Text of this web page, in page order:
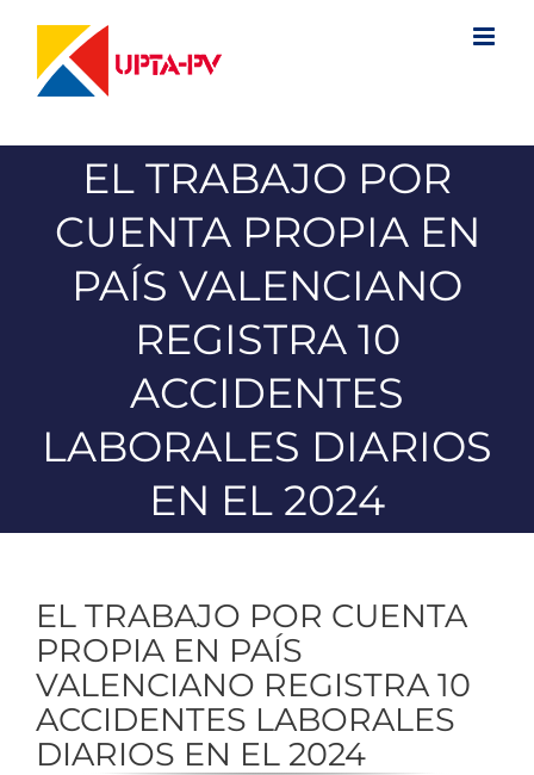
contenido
EL TRABAJO POR
CUENTA PROPIA EN
PAÍS VALENCIANO
REGISTRA 10
ACCIDENTES
LABORALES DIARIOS
EN EL 2024
EL TRABAJO POR CUENTA
PROPIA EN PAÍS
VALENCIANO REGISTRA 10
ACCIDENTES LABORALES
DIARIOS EN EL 2024